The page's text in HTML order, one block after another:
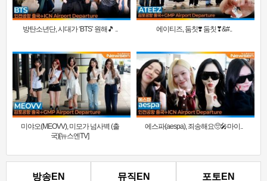
방탄소년단, 시대가 ‘BTS’ 원해🎵 .. 에이티즈, 둠칫❣️ 둠칫❣&#..
미야오(MEOVV), 미모가 넘사벽 (출
국)[뉴스엔TV]
에스파(aespa), 죄송해요🥺🎤마이..
방송EN 뮤직EN 포토EN